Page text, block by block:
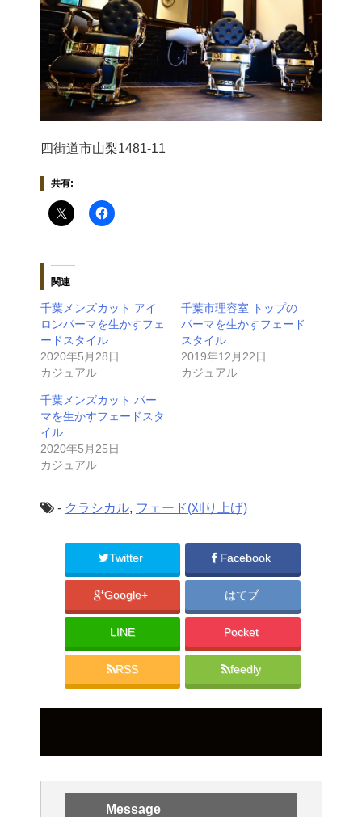
四街道市山梨1481-11
共有:
関連
千葉メンズカット アイ
ロンパーマを生かすフェ
ードスタイル
2020年5月28日
カジュアル
千葉市理容室 トップの
パーマを生かすフェード
スタイル
2019年12月22日
カジュアル
千葉メンズカット パー
マを生かすフェードスタ
イル
2020年5月25日
カジュアル
- クラシカル, フェード(刈り上げ)
Twitter Facebook
Google+ はてブ
LINE Pocket
RSS feedly
Message